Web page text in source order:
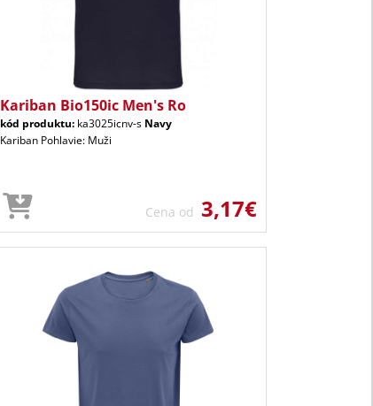
Kariban Bio150ic Men's Ro
kód produktu: ka3025icnv-s Navy
Kariban Pohlavie: Muži
Cena od 3,17€